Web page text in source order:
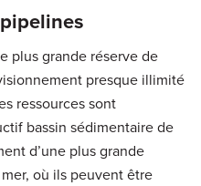
plus grande réserve de
presque illimité
ressources sont
bassin sédimentaire de
d’une plus grande
où ils peuvent être